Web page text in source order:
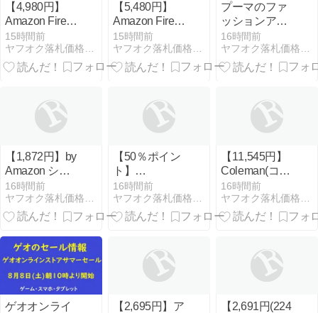
【4,980円】
Amazon Fire
TV Stick HD
15時間前
【5,480円】
Amazon Fire
TV Stick 4K
Select
15時間前
プーマのファ
ッションアイ
テムが50％ポ
イント以上
【さらにクー
16時間前
【1,872円】by
Amazon シリ
カ水 ラベルレ
ス 500ml×24本
シリカ67mg/L
16時間前
【50％ポイン
ト】
【Kindle】Ｐ
ＯＬＥ ＳＴＡ
Ｒ 1~7巻
16時間前
【11,545円】
Coleman(コー
ルマン) アウト
ドアワゴン 耐
荷重約100kg
納 キャリー 折
りたたみ式 自
立式収納
16時間前
ゲオオンライ
【2,695円】ア
【2,691円(224